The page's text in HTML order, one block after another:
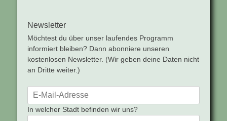
Newsletter
Möchtest du über unser laufendes Programm
informiert bleiben? Dann abonniere unseren
kostenlosen Newsletter. (Wir geben deine Daten nicht
an Dritte weiter.)
In welcher Stadt befinden wir uns?